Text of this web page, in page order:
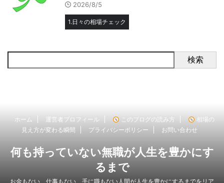
2026/8/5
1.日々の相場チェック
検索
ホーム 運営者プロフィール このブログの読み方
相場の
見え方が変わる瞬間
プライバシーポリシー お問い合わせ
何も持っていない無職が人生を豊かにす
るまで
お金もない、仕事もない、手に職もない人間が人生を豊かにするまでをリア